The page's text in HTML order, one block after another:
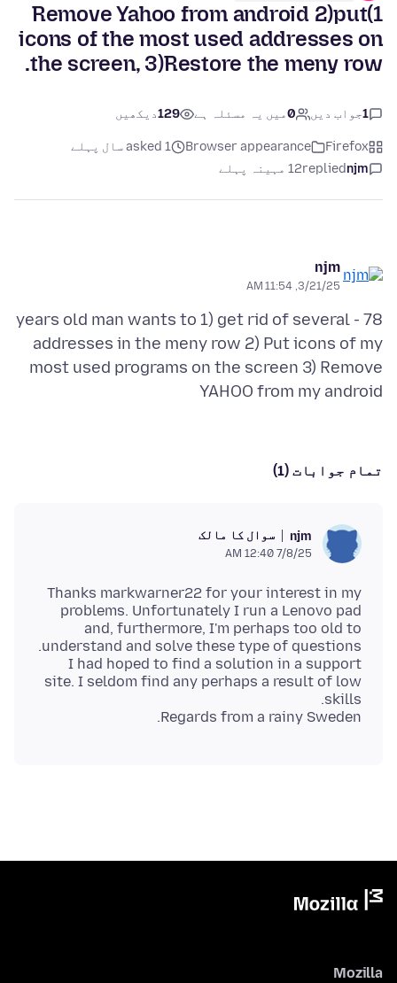
1)Remove Yahoo from android 2)put
icons of the most used addresses on
the screen, 3)Restore the meny row.
1جواب دیں 0میں یہ مسئلہ ہے 129دیکھیں
Firefox
Browser appearance
asked 1 سال پہلے
njm
replied12 مہینہ پہلے
njm
3/21/25, 11:54 AM
78 - years old man wants to 1) get rid of several
addresses in the meny row 2) Put icons of my
most used programs on the screen 3) Remove
YAHOO from my android
تمام جوابات (1)
njm سوال کا مالک
7/8/25 12:40 AM
Thanks markwarner22 for your interest in my
problems. Unfortunately I run a Lenovo pad
and, furthermore, I'm perhaps too old to
I had hoped to find a solution in a support
site. I seldom find any perhaps a result of low
Regards from a rainy Sweden.
Mozilla